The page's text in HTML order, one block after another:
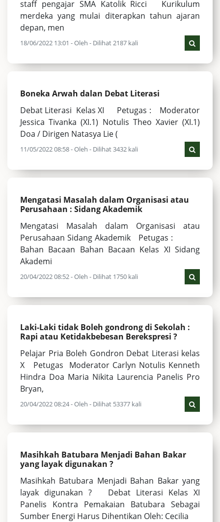
staff pengajar SMA Katolik Ricci Kurikulum
merdeka yang mulai diterapkan tahun ajaran
depan, men
18/06/2022 13:01 - Oleh - Dilihat 2187 kali
Boneka Arwah dalan Debat Literasi
Debat Literasi Kelas XI Petugas : Moderator
Jessica Tivanka (XI.1) Notulis Theo Xavier (XI.1)
Doa / Dirigen Natasya Lie (
11/05/2022 08:58 - Oleh - Dilihat 3432 kali
Mengatasi Masalah dalam Organisasi atau
Perusahaan : Sidang Akademik
Mengatasi Masalah dalam Organisasi atau
Perusahaan Sidang Akademik Petugas :
Bahan Bacaan Bahan Bacaan Kelas XI Sidang
Akademi
20/04/2022 08:52 - Oleh - Dilihat 1750 kali
Laki-Laki tidak Boleh gondrong di Sekolah :
Rapi atau Ketidakbebesan Berekspresi ?
Pelajar Pria Boleh Gondron Debat Literasi kelas
X Petugas Moderator Carlyn Notulis Kenneth
Hindra Doa Maria Nikita Laurencia Panelis Pro
Bryan,
20/04/2022 08:24 - Oleh - Dilihat 53377 kali
Masihkah Batubara Menjadi Bahan Bakar
yang layak digunakan ?
Masihkah Batubara Menjadi Bahan Bakar yang
layak digunakan ? Debat Literasi Kelas XI
Panelis Kontra Pemakaian Batubara Sebagai
Sumber Energi Harus Dihentikan Oleh: Cecilia